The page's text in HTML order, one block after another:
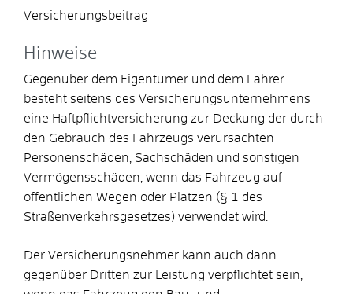
Versicherungsbeitrag
Hinweise
Gegenüber dem Eigentümer und dem Fahrer
besteht seitens des Versicherungsunternehmens
eine Haftpflichtversicherung zur Deckung der durch
den Gebrauch des Fahrzeugs verursachten
Personenschäden, Sachschäden und sonstigen
Vermögensschäden, wenn das Fahrzeug auf
öffentlichen Wegen oder Plätzen (§ 1 des
Straßenverkehrsgesetzes) verwendet wird.
Der Versicherungsnehmer kann auch dann
gegenüber Dritten zur Leistung verpflichtet sein,